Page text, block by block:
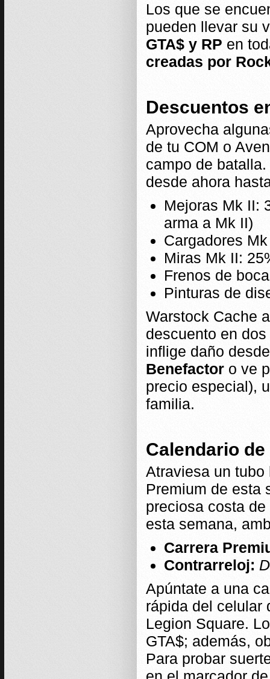
Los que se
pueden llevar su
GTA$ y RP en
creadas por
Descuentos
Aprovecha
de tu COM o
campo de
desde ahora
Mejoras Mk II:
arma a Mk II)
Cargadores
Miras Mk II:
Frenos de
Pinturas de
Warstock Cache
descuento en
inflige daño
Benefactor o ve
precio especial),
familia.
Calendario
Atraviesa un
Premium de esta
preciosa costa
esta semana,
Carrera
Contrarreloj:
Apúntate a una
rápida del celular
Legion Square.
GTA$; además,
Para probar